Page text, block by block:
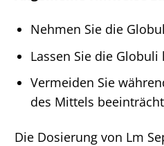
Nehmen Sie die
Lassen Sie die
Vermeiden Sie
des Mittels
Die Dosierung von Lm